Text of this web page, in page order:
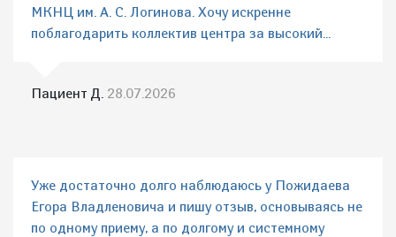
МКНЦ им. А. С. Логинова. Хочу искренне
поблагодарить коллектив центра за высокий...
Пациент Д. 28.07.2026
Уже достаточно долго наблюдаюсь у Пожидаева
Егора Владленовича и пишу отзыв, основываясь не
по одному приему, а по долгому и системному